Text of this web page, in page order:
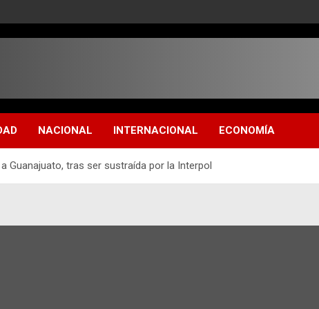
NACIONAL INTERNACIONAL ECONOMÍA
Guanajuato, tras ser sustraída por la Interpol